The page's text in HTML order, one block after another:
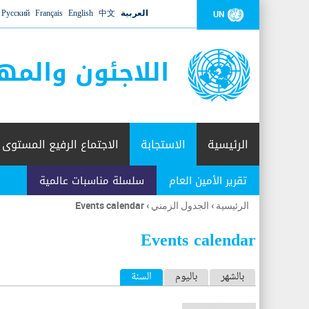
UN العربية 中文
English
Français
Русский
اللاجئون
الرئيسية الاستجابة
تقرير الأمين العام سلسلة مناسبات عالمية
الاجتماع الرفيع المستوى
أنت
هنا
الرئيسية › الجدول الزمني ›
Events calendar
Events calendar
ا
ل
بالشهر باليوم السنة (علامة التبويب النشطة)